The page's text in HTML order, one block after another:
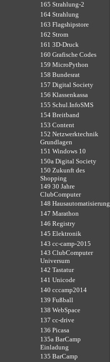
165 Strahlung-2
164 Strahlung
163 Flagshipstore
162 Strom
161 3D-Druck
160 Grafische Codes
159 MicroPython
158 Bundesrat
157 Digital Society
156 Klassenkassa
155 Schul.InfoSMS
154 Breitband
153 Content
152 Netzwerktechnik
Grundlagen
151 Windows 10
150a Digital Society
150 Zukunft des
Shopping
149 30 Jahre
ClubComputer
148 Hausautomatisierung
147 Marathon
146 Registry
145 Elektronik
143 cc-camp-2015
143 ClubComputer
Universum
142 Tastatur
141 Unicode
140 cccamp2014
139 Fußball
138 WebSpace
137 cc-drive
136 Picasa
135a BarCamp
Einladung
135 BarCamp